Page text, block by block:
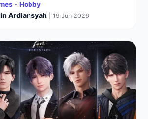
- Hobby
Ardiansyah | 19 Jun 2026